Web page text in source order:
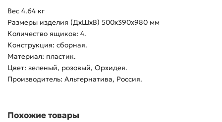
Вес 4.64 кг
Размеры изделия (ДхШхВ) 500х390х980 мм
Количество ящиков: 4.
Конструкция: сборная.
Материал: пластик.
Цвет: зеленый, розовый, Орхидея.
Производитель: Альтернатива, Россия.
Похожие товары